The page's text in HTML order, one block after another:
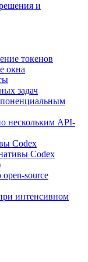
и
токенов
окна
задач
нескольким API-
Codex
Codex
source
интенсивном